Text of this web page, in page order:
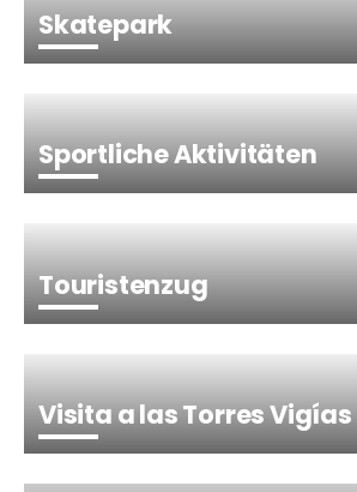
Skatepark
Sportliche Aktivitäten
Touristenzug
Visita a las Torres Vigías